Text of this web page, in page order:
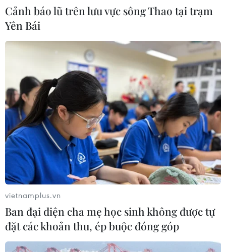
Cảnh báo lũ trên lưu vực sông Thao tại trạm
Yên Bái
vietnamplus.vn
Ban đại diện cha mẹ học sinh không được tự
đặt các khoản thu, ép buộc đóng góp